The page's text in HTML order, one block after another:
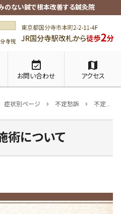
のない鍼で根本改善する鍼灸院
event_available
お問い合わせ
map
アクセス
症状別ページ chevron_right 不定愁訴 chevron_right 不定愁訴の鍼灸施術について
術について